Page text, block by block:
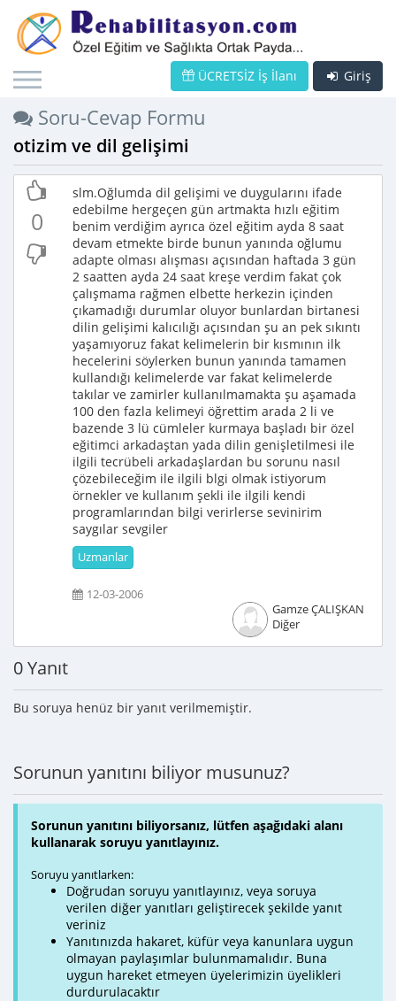
Giriş
ÜCRETSİZ İş İlanı
Soru-Cevap Formu
otizim ve dil gelişimi
0
slm.Oğlumda dil gelişimi ve duygularını ifade
edebilme hergeçen gün artmakta hızlı eğitim
benim verdiğim ayrıca özel eğitim ayda 8 saat
devam etmekte birde bunun yanında oğlumu
adapte olması alışması açısından haftada 3 gün
2 saatten ayda 24 saat kreşe verdim fakat çok
çalışmama rağmen elbette herkezin içinden
çıkamadığı durumlar oluyor bunlardan birtanesi
dilin gelişimi kalıcılığı açısından şu an pek sıkıntı
yaşamıyoruz fakat kelimelerin bir kısmının ilk
hecelerini söylerken bunun yanında tamamen
kullandığı kelimelerde var fakat kelimelerde
takılar ve zamirler kullanılmamakta şu aşamada
100 den fazla kelimeyi öğrettim arada 2 li ve
bazende 3 lü cümleler kurmaya başladı bir özel
eğitimci arkadaştan yada dilin genişletilmesi ile
ilgili tecrübeli arkadaşlardan bu sorunu nasıl
çözebileceğim ile ilgili blgi olmak istiyorum
örnekler ve kullanım şekli ile ilgili kendi
programlarından bilgi verirlerse sevinirim
saygılar sevgiler
Uzmanlar
12-03-2006
Gamze ÇALIŞKAN
Diğer
0 Yanıt
Bu soruya henüz bir yanıt verilmemiştir.
Sorunun yanıtını biliyor musunuz?
Sorunun yanıtını biliyorsanız, lütfen aşağıdaki alanı
kullanarak soruyu yanıtlayınız.
Soruyu yanıtlarken:
Doğrudan soruyu yanıtlayınız, veya soruya
verilen diğer yanıtları geliştirecek şekilde yanıt
veriniz
Yanıtınızda hakaret, küfür veya kanunlara uygun
olmayan paylaşımlar bulunmamalıdır. Buna
uygun hareket etmeyen üyelerimizin üyelikleri
durdurulacaktır